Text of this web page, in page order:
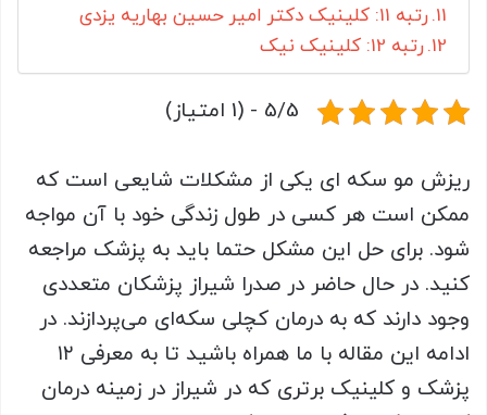
رتبه 11: کلینیک دکتر امیر حسین بهاریه یزدی
رتبه 12: کلینیک نیک
5/5 - (1 امتیاز)
ریزش مو سکه ای یکی از مشکلات شایعی است که
ممکن است هر کسی در طول زندگی خود با آن مواجه
شود. برای حل این مشکل حتما باید به پزشک مراجعه
کنید. در حال حاضر در صدرا شیراز پزشکان متعددی
وجود دارند که به درمان کچلی سکه‌ای می‌‌پردازند. در
ادامه این مقاله با ما همراه باشید تا به معرفی ۱۲
پزشک و کلینیک برتری که در شیراز در زمینه درمان